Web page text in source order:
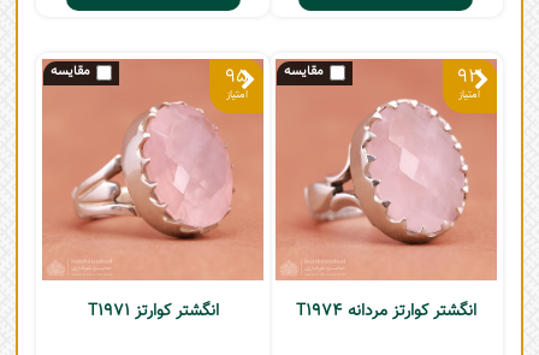
93
انگشتر کوارتز مردانه T1974
95
انگشتر کوارتز T1971